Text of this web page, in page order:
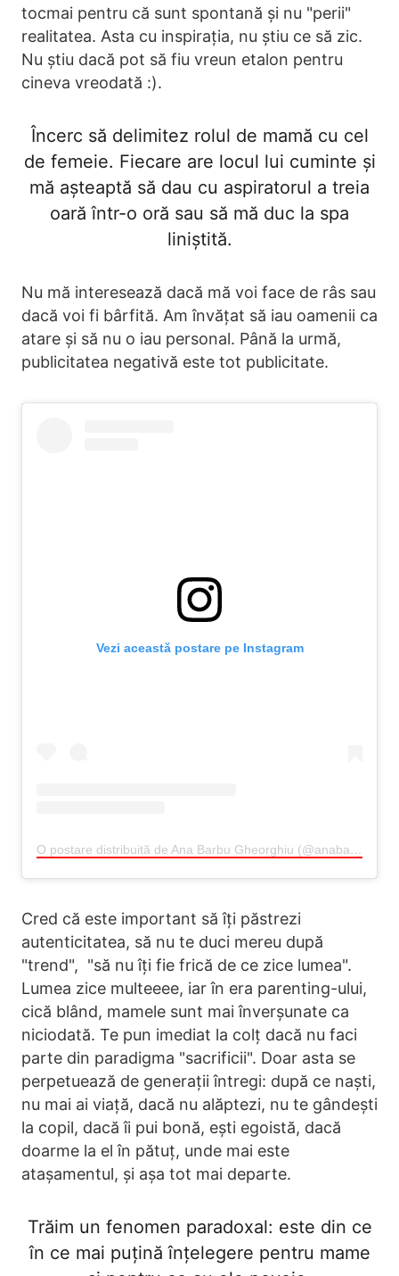
tocmai pentru că sunt spontană și nu "perii"
realitatea. Asta cu inspirația, nu știu ce să zic.
Nu știu dacă pot să fiu vreun etalon pentru
cineva vreodată :).
Încerc să delimitez rolul de mamă cu cel
de femeie. Fiecare are locul lui cuminte și
mă așteaptă să dau cu aspiratorul a treia
oară într-o oră sau să mă duc la spa
liniștită.
Nu mă interesează dacă mă voi face de râs sau
dacă voi fi bârfită. Am învățat să iau oamenii ca
atare și să nu o iau personal. Până la urmă,
publicitatea negativă este tot publicitate.
Vezi această postare pe Instagram
O postare distribuită de Ana Barbu Gheorghiu (@anabarbu_o)
Cred că este important să îți păstrezi
autenticitatea, să nu te duci mereu după
"trend", "să nu îți fie frică de ce zice lumea".
Lumea zice multeeee, iar în era parenting-ului,
cică blând, mamele sunt mai înverșunate ca
niciodată. Te pun imediat la colț dacă nu faci
parte din paradigma "sacrificii". Doar asta se
perpetuează de generații întregi: după ce naști,
nu mai ai viață, dacă nu alăptezi, nu te gândești
la copil, dacă îi pui bonă, ești egoistă, dacă
doarme la el în pătuț, unde mai este
atașamentul, și așa tot mai departe.
Trăim un fenomen paradoxal: este din ce
în ce mai puțină înțelegere pentru mame